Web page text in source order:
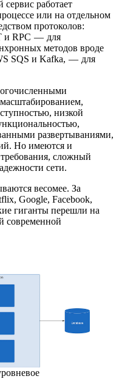
работает
или на отдельном
протоколов:
и RPC — для
методов вроде
SQS и Kafka, — для
низкой
развертываниями,
Но имеются и
сложный
сети.
весомее. За
Google, Facebook,
гиганты перешли на
современной